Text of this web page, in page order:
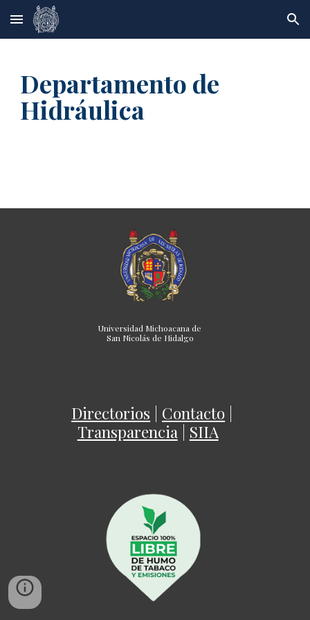
Skip to main content Skip to navigation
Hidráulica
Universidad Michoacana de
San Nicolás de Hidalgo
Directorios Contacto
Transparencia| SIIA